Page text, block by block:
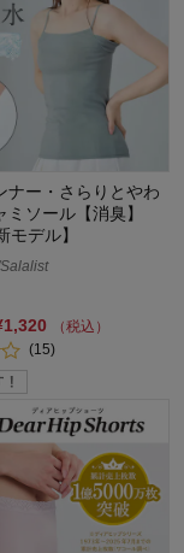
ナー・さらりとやわ
ミソール【消臭】
モデル】
（税込）
(15)